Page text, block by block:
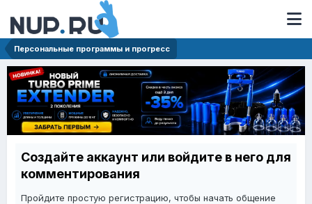
Персональные программы и прогресс
Создайте аккаунт или войдите в него для
комментирования
Пройдите простую регистрацию, чтобы начать общение